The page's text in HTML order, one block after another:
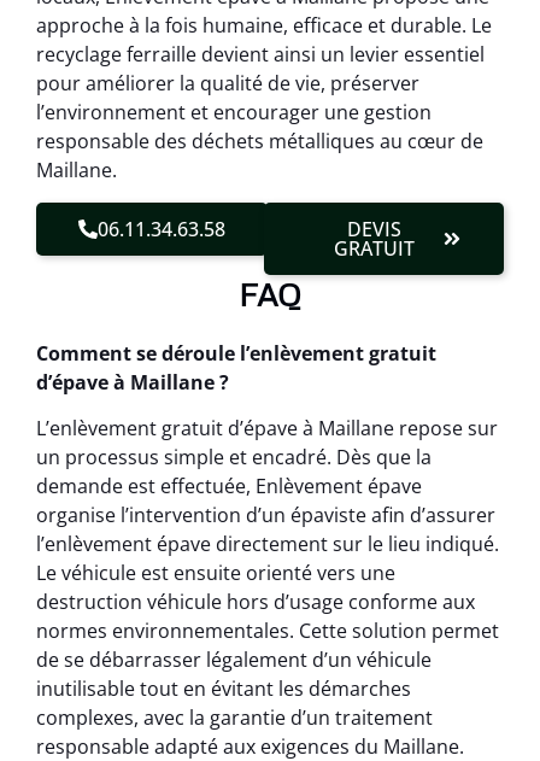
approche à la fois humaine, efficace et durable. Le
recyclage ferraille devient ainsi un levier essentiel
pour améliorer la qualité de vie, préserver
l’environnement et encourager une gestion
responsable des déchets métalliques au cœur de
Maillane.
06.11.34.63.58 DEVIS
GRATUIT
FAQ
Comment se déroule l’enlèvement gratuit
d’épave à Maillane ?
L’enlèvement gratuit d’épave à Maillane repose sur
un processus simple et encadré. Dès que la
demande est effectuée, Enlèvement épave
organise l’intervention d’un épaviste afin d’assurer
l’enlèvement épave directement sur le lieu indiqué.
Le véhicule est ensuite orienté vers une
destruction véhicule hors d’usage conforme aux
normes environnementales. Cette solution permet
de se débarrasser légalement d’un véhicule
inutilisable tout en évitant les démarches
complexes, avec la garantie d’un traitement
responsable adapté aux exigences du Maillane.